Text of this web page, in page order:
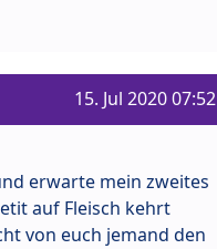
15. Jul 2020 07:52
erwarte mein zweites
auf Fleisch kehrt
von euch jemand den